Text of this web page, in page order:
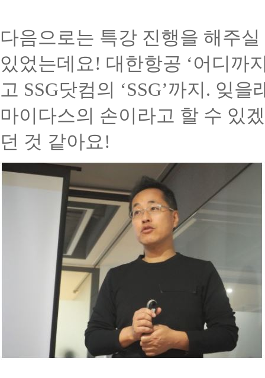
다음으로는 특강 진행을 해주
있었는데요 ! 대한항공 ‘어디까
고 SSG닷컴의 ‘SSG’까지 . 잊을
마이다스의 손이라고 할 수 있
던 것 같아요 !